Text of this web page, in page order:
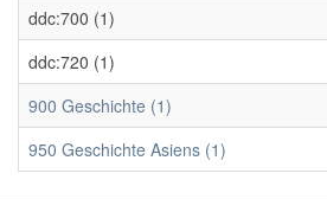
ddc:700 (1)
ddc:720 (1)
900 Geschichte (1)
950 Geschichte Asiens (1)